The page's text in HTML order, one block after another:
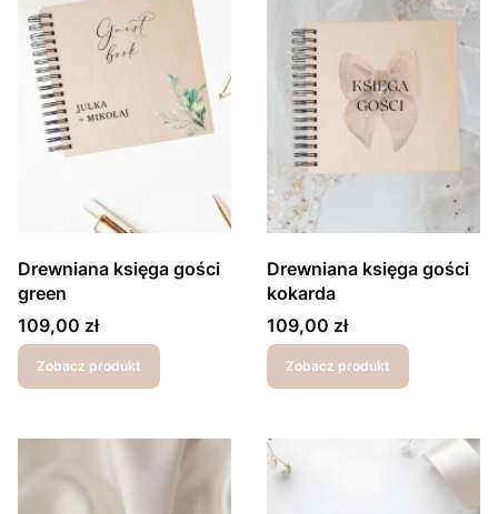
Drewniana księga gości
green
Cena
109,00 zł
Zobacz produkt
Drewniana księga gości
kokarda
Cena
109,00 zł
Zobacz produkt